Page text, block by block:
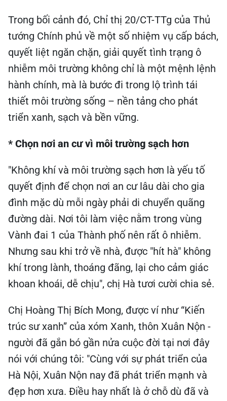
Trong bối cảnh đó, Chỉ thị 20/CT-TTg của Thủ
tướng Chính phủ về một số nhiệm vụ cấp bách,
quyết liệt ngăn chặn, giải quyết tình trạng ô
nhiễm môi trường không chỉ là một mệnh lệnh
hành chính, mà là bước đi trong lộ trình tái
thiết môi trường sống – nền tảng cho phát
triển xanh, sạch và bền vững.
* Chọn nơi an cư vì môi trường sạch hơn
"Không khí và môi trường sạch hơn là yếu tố
quyết định để chọn nơi an cư lâu dài cho gia
đình mặc dù mỗi ngày phải di chuyển quãng
đường dài. Nơi tôi làm việc nằm trong vùng
Vành đai 1 của Thành phố nên rất ô nhiễm.
Nhưng sau khi trở về nhà, được "hít hà" không
khí trong lành, thoáng đãng, lại cho cảm giác
khoan khoái, dễ chịu", chị Hà tươi cười chia sẻ.
Chị Hoàng Thị Bích Mong, được ví như “Kiến
trúc sư xanh” của xóm Xanh, thôn Xuân Nộn -
người đã gắn bó gần nửa cuộc đời tại nơi đây
nói với chúng tôi: "Cùng với sự phát triển của
Hà Nội, Xuân Nộn nay đã phát triển mạnh và
đẹp hơn xưa. Điều hay nhất là ở chỗ dù đã và